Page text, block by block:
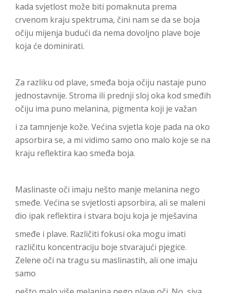
kada svjetlost može biti pomaknuta prema
crvenom kraju spektruma, čini nam se da se boja
očiju mijenja budući da nema dovoljno plave boje
koja će dominirati.
Za razliku od plave, smeđa boja očiju nastaje puno
jednostavnije. Stroma ili prednji sloj oka kod smeđih
očiju ima puno melanina, pigmenta koji je važan
i za tamnjenje kože. Većina svjetla koje pada na oko
apsorbira se, a mi vidimo samo ono malo koje se na
kraju reflektira kao smeđa boja.
Maslinaste oči imaju nešto manje melanina nego
smeđe. Većina se svjetlosti apsorbira, ali se maleni
dio ipak reflektira i stvara boju koja je mješavina
smeđe i plave. Različiti fokusi oka mogu imati
različitu koncentraciju boje stvarajući pjegice.
Zelene oči na tragu su maslinastih, ali one imaju
samo